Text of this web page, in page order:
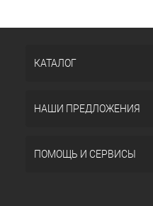
КАТАЛОГ
НАШИ ПРЕДЛОЖЕНИЯ
ПОМОЩЬ И СЕРВИСЫ